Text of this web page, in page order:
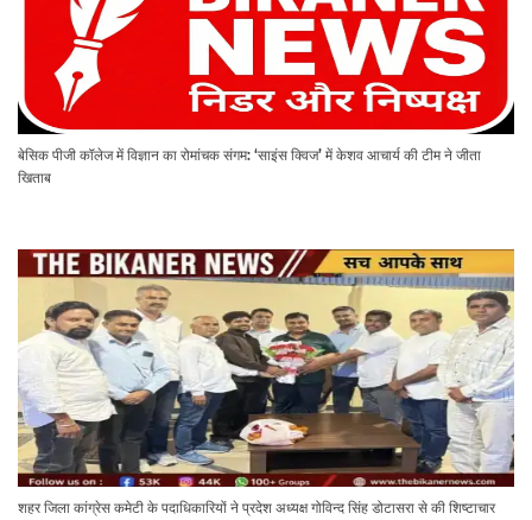
बेसिक पीजी कॉलेज में विज्ञान का रोमांचक संगम: ‘साइंस क्विज’ में केशव आचार्य की टीम ने जीता
खिताब
शहर जिला कांग्रेस कमेटी के पदाधिकारियों ने प्रदेश अध्यक्ष गोविन्द सिंह डोटासरा से की शिष्टाचार